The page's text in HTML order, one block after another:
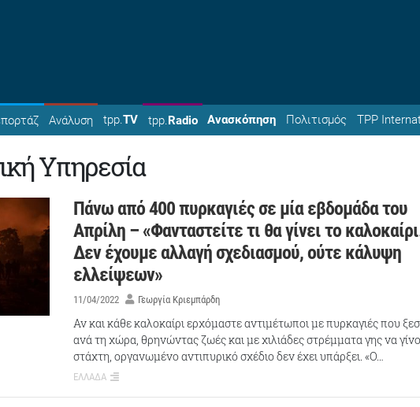
Ανάλυση tpp.TV tpp.Radio Ανασκόπηση Πολιτισμός TPP
Υπηρεσία
Πάνω από 400 πυρκαγιές σε μία εβδομάδα του
Απρίλη – «Φανταστείτε τι θα γίνει το
Δεν έχουμε αλλαγή σχεδιασμού, ούτε κάλυψη
ελλείψεων»
11/04/2022 Γεωργία Κριεμπάρδη
Αν και κάθε καλοκαίρι ερχόμαστε αντιμέτωποι με πυρκαγιές που
ανά τη χώρα, θρηνώντας ζωές και με χιλιάδες στρέμματα γης να
στάχτη, οργανωμένο αντιπυρικό σχέδιο δεν έχει υπάρξει. «Ο…
ΕΛΛΑΔΑ